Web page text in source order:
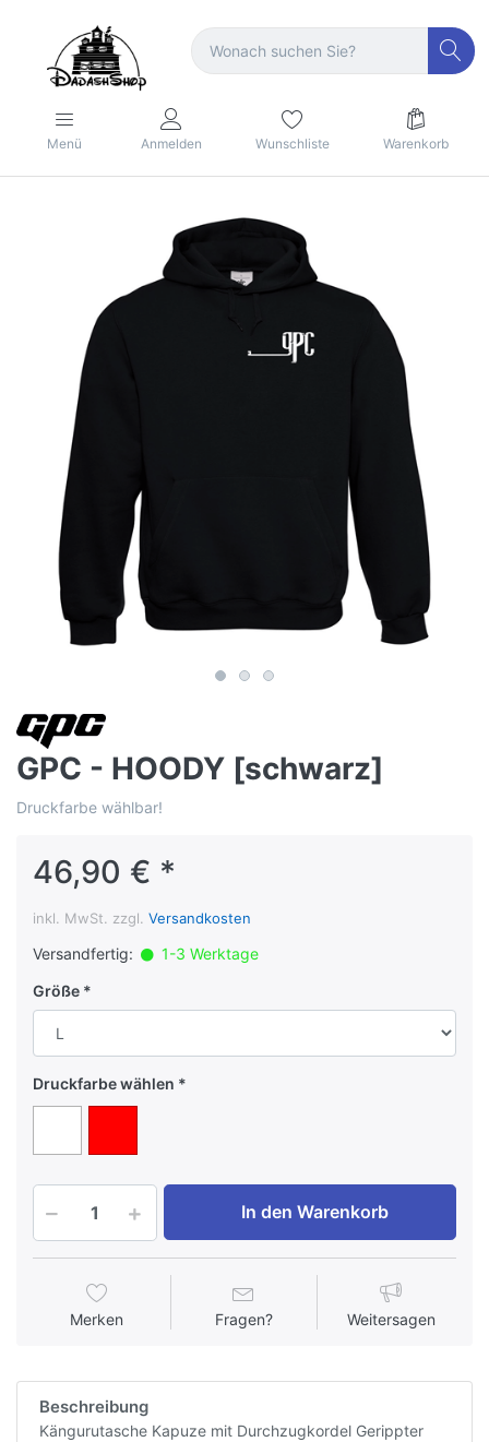
Menü Anmelden Wunschliste Warenkorb
GPC - HOODY [schwarz]
Druckfarbe wählbar!
46,90 € *
inkl. MwSt. zzgl. Versandkosten
Versandfertig:
1-3 Werktage
Größe
Druckfarbe wählen
In den Warenkorb
Merken Fragen? Weitersagen
Beschreibung
Kängurutasche Kapuze mit Durchzugkordel Gerippter